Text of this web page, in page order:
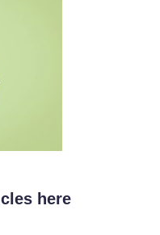
here